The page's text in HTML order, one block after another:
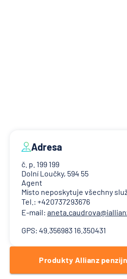
Adresa
č. p. 199 199
Dolní Loučky, 594 55
Agent
Místo neposkytuje všechny
Tel.: +420737293676
E-mail:
GPS: 49.356983 16.350431
Produkty Allianz